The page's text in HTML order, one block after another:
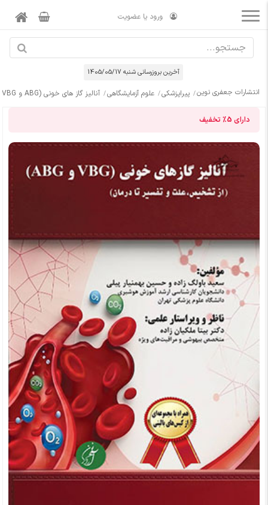
ورود یا عضویت
آخرین بروزرسانی شنبه 1405/05/17
انتشارات جعفری نوین پیراپزشکی علوم آزمایشگاهی آنالیز گاز های خونی (ABG و VBG)
دارای 5% تخفیف